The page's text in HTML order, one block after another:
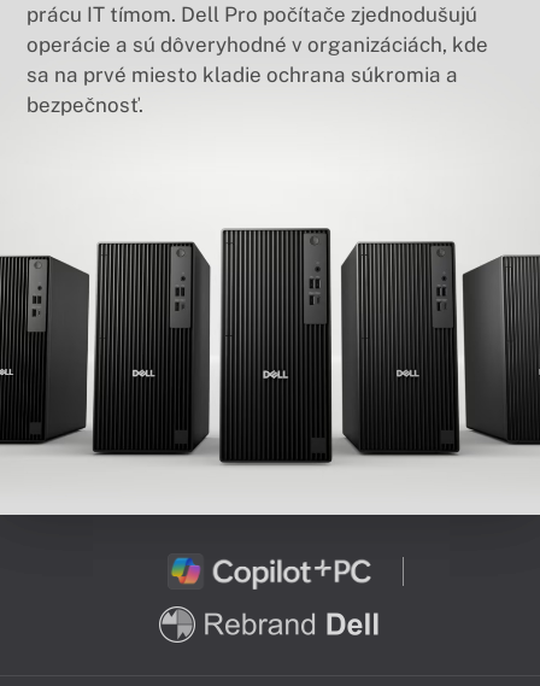
prácu IT tímom. Dell Pro počítače zjednodušujú
operácie a sú dôveryhodné v organizáciách, kde
sa na prvé miesto kladie ochrana súkromia a
bezpečnosť.